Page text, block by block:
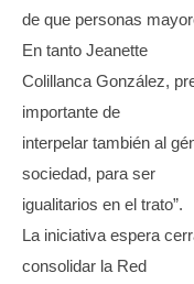
de que personas
En tanto Jeanette
Colillanca González,
importante de
interpelar también al
sociedad, para ser
igualitarios en el trato”.
La iniciativa espera
consolidar la Red